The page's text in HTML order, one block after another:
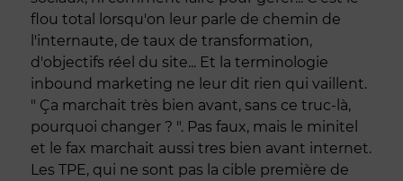
flou total lorsqu'on leur parle de chemin de
l'internaute, de taux de transformation,
d'objectifs réel du site... Et la terminologie
inbound marketing ne leur dit rien qui vaillent.
" Ça marchait très bien avant, sans ce truc-là,
pourquoi changer ? ". Pas faux, mais le minitel
et le fax marchait aussi tres bien avant internet.
Les TPE, qui ne sont pas la cible première de